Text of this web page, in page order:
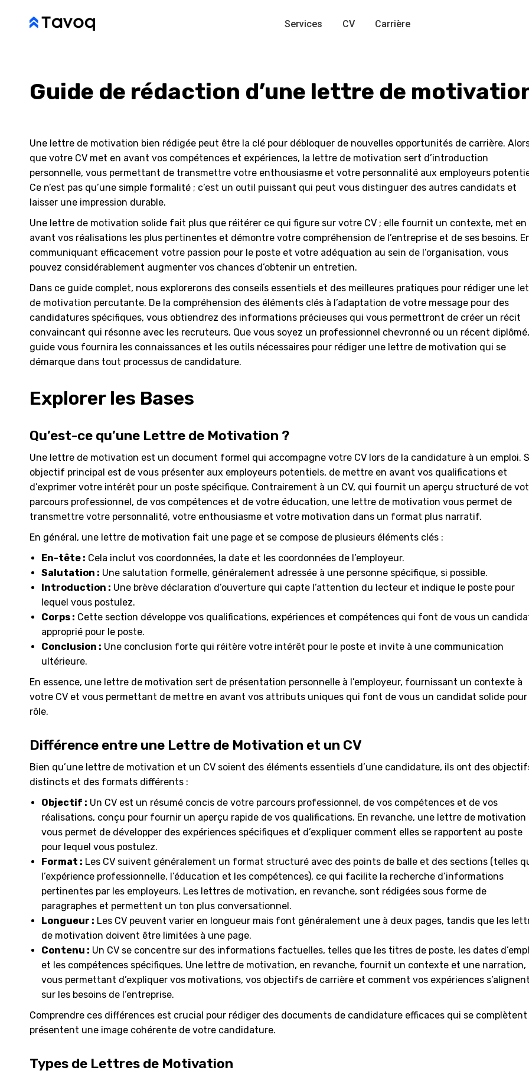
Services CV Carrière
Guide de rédaction d’une lettre de
Une lettre de motivation bien rédigée peut être la clé pour débloquer de nouvelles opportunités de carrière.
que votre CV met en avant vos compétences et expériences, la lettre de motivation sert d’introduction
personnelle, vous permettant de transmettre votre enthousiasme et votre personnalité aux employeurs
Ce n’est pas qu’une simple formalité ; c’est un outil puissant qui peut vous distinguer des autres candidats et
laisser une impression durable.
Une lettre de motivation solide fait plus que réitérer ce qui figure sur votre CV ; elle fournit un contexte, met en
avant vos réalisations les plus pertinentes et démontre votre compréhension de l’entreprise et de ses besoins.
communiquant efficacement votre passion pour le poste et votre adéquation au sein de l’organisation, vous
pouvez considérablement augmenter vos chances d’obtenir un entretien.
Dans ce guide complet, nous explorerons des conseils essentiels et des meilleures pratiques pour rédiger une
de motivation percutante. De la compréhension des éléments clés à l’adaptation de votre message pour des
candidatures spécifiques, vous obtiendrez des informations précieuses qui vous permettront de créer un récit
convaincant qui résonne avec les recruteurs. Que vous soyez un professionnel chevronné ou un récent
guide vous fournira les connaissances et les outils nécessaires pour rédiger une lettre de motivation qui se
démarque dans tout processus de candidature.
Explorer les Bases
Qu’est-ce qu’une Lettre de Motivation ?
Une lettre de motivation est un document formel qui accompagne votre CV lors de la candidature à un emploi.
objectif principal est de vous présenter aux employeurs potentiels, de mettre en avant vos qualifications et
d’exprimer votre intérêt pour un poste spécifique. Contrairement à un CV, qui fournit un aperçu structuré de
parcours professionnel, de vos compétences et de votre éducation, une lettre de motivation vous permet de
transmettre votre personnalité, votre enthousiasme et votre motivation dans un format plus narratif.
En général, une lettre de motivation fait une page et se compose de plusieurs éléments clés :
En-tête : Cela inclut vos coordonnées, la date et les coordonnées de l’employeur.
Salutation : Une salutation formelle, généralement adressée à une personne spécifique, si possible.
Introduction : Une brève déclaration d’ouverture qui capte l’attention du lecteur et indique le poste pour
lequel vous postulez.
Corps : Cette section développe vos qualifications, expériences et compétences qui font de vous un
approprié pour le poste.
Conclusion : Une conclusion forte qui réitère votre intérêt pour le poste et invite à une communication
ultérieure.
En essence, une lettre de motivation sert de présentation personnelle à l’employeur, fournissant un contexte à
votre CV et vous permettant de mettre en avant vos attributs uniques qui font de vous un candidat solide pour
rôle.
Différence entre une Lettre de Motivation et un CV
Bien qu’une lettre de motivation et un CV soient des éléments essentiels d’une candidature, ils ont des
distincts et des formats différents :
Objectif : Un CV est un résumé concis de votre parcours professionnel, de vos compétences et de vos
réalisations, conçu pour fournir un aperçu rapide de vos qualifications. En revanche, une lettre de motivation
vous permet de développer des expériences spécifiques et d’expliquer comment elles se rapportent au poste
pour lequel vous postulez.
Format : Les CV suivent généralement un format structuré avec des points de balle et des sections (telles
l’expérience professionnelle, l’éducation et les compétences), ce qui facilite la recherche d’informations
pertinentes par les employeurs. Les lettres de motivation, en revanche, sont rédigées sous forme de
paragraphes et permettent un ton plus conversationnel.
Longueur : Les CV peuvent varier en longueur mais font généralement une à deux pages, tandis que les
de motivation doivent être limitées à une page.
Contenu : Un CV se concentre sur des informations factuelles, telles que les titres de poste, les dates
et les compétences spécifiques. Une lettre de motivation, en revanche, fournit un contexte et une narration,
vous permettant d’expliquer vos motivations, vos objectifs de carrière et comment vos expériences s’alignent
sur les besoins de l’entreprise.
Comprendre ces différences est crucial pour rédiger des documents de candidature efficaces qui se
présentent une image cohérente de votre candidature.
Types de Lettres de Motivation